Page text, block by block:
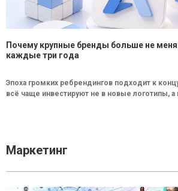
Почему крупные бренды больше не
каждые три года
Эпоха громких ребрендингов подходит к
всё чаще инвестируют не в новые логотипы,
Маркетинг